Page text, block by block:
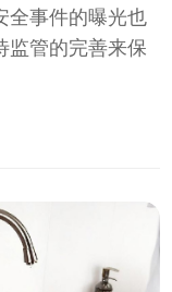
全事件的曝光也
监管的完善来保